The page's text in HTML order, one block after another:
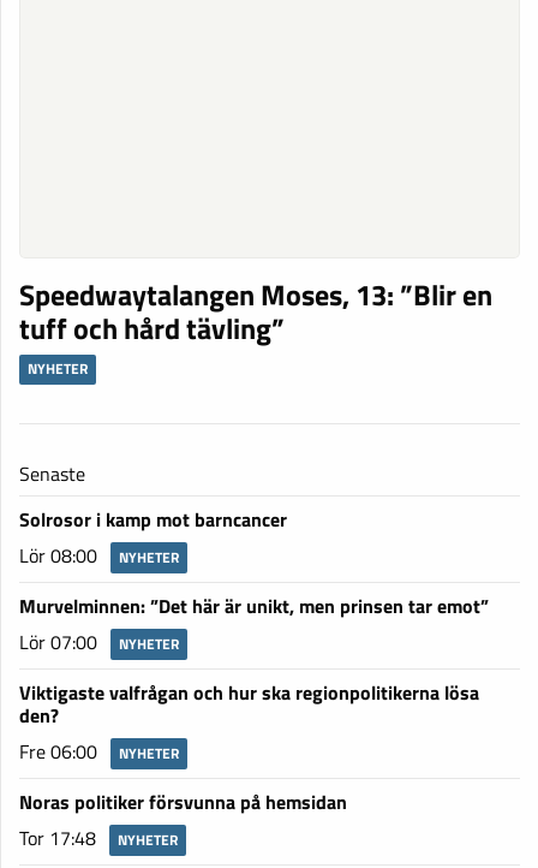
Speedwaytalangen Moses, 13: ”Blir en
tuff och hård tävling”
NYHETER
Senaste
Solrosor i kamp mot barncancer
Lör 08:00
NYHETER
Murvelminnen: ”Det här är unikt, men prinsen tar emot”
Lör 07:00
NYHETER
Viktigaste valfrågan och hur ska regionpolitikerna lösa
den?
Fre 06:00
NYHETER
Noras politiker försvunna på hemsidan
Tor 17:48
NYHETER